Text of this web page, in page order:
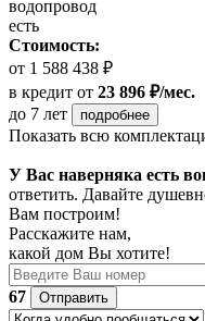
водопровод
есть
Стоимость:
от 1 588 438 ₽
в кредит от 23 896 ₽/мес.
до 7 лет
подробнее
Показать всю
У Вас наверняка есть
ответить. Давайте
Вам построим!
Расскажите нам,
какой дом Вы хотите!
67
Отправить